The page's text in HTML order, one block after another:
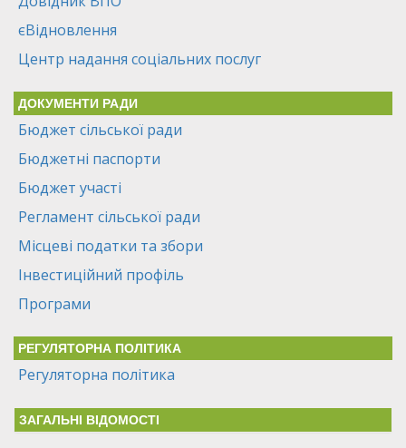
єВідновлення
Центр надання соціальних послуг
ДОКУМЕНТИ РАДИ
Бюджет сільської ради
Бюджетні паспорти
Бюджет участі
Регламент сільської ради
Місцеві податки та збори
Інвестиційний профіль
Програми
РЕГУЛЯТОРНА ПОЛІТИКА
Регуляторна політика
ЗАГАЛЬНІ ВІДОМОСТІ